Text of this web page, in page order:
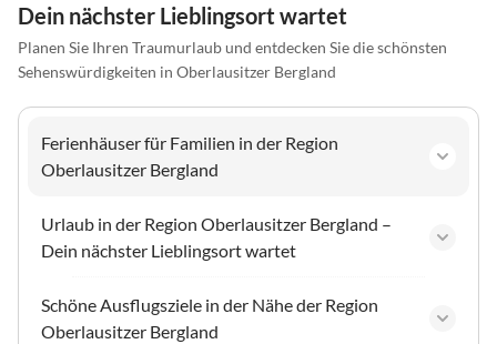
Dein nächster Lieblingsort wartet
Planen Sie Ihren Traumurlaub und entdecken Sie die schönsten
Sehenswürdigkeiten in Oberlausitzer Bergland
Ferienhäuser für Familien in der Region
Oberlausitzer Bergland
Urlaub in der Region Oberlausitzer Bergland –
Dein nächster Lieblingsort wartet
Schöne Ausflugsziele in der Nähe der Region
Oberlausitzer Bergland